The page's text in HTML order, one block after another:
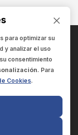
SC
para optimizar su
y analizar el uso
consentimiento
. Para
Cookies.